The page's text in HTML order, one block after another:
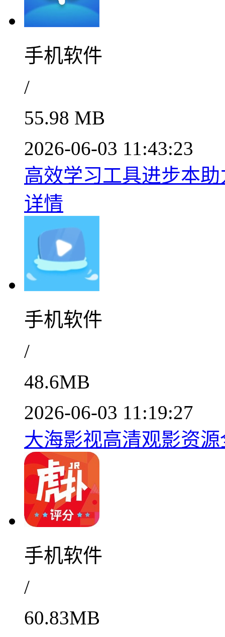
手机软件
/
55.98 MB
2026-06-03 11:43:23
高效学习工具进步本
详情
手机软件
/
48.6MB
2026-06-03 11:19:27
大海影视高清观影资
手机软件
/
60.83MB